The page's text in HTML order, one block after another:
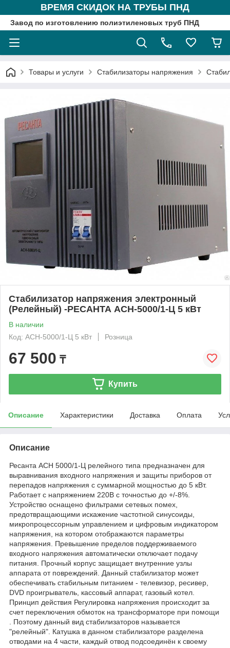
ВРЕМЯ СКИДОК НА ТРУБЫ ПНД
Завод по изготовлению полиэтиленовых труб ПНД
Товары и услуги Стабилизаторы напряжения
Стабилизатор напряжения электронный
(Релейный) -РЕСАНТА ACH-5000/1-Ц 5 кВт
В наличии
Код: ACH-5000/1-Ц 5 кВт
Розница
67 500 ₸
Купить
Описание Характеристики Доставка Оплата
Описание
Ресанта АСН 5000/1-Ц релейного типа предназначен для
выравнивания входного напряжения и защиты приборов от
перепадов напряжения с суммарной мощностью до 5 кВт.
Работает с напряжением 220В с точностью до +/-8%.
Устройство оснащено фильтрами сетевых помех,
предотвращающими искажение частотной синусоиды,
микропроцессорным управлением и цифровым индикатором
напряжения, на котором отображаются параметры
напряжения. Превышение пределов поддерживаемого
входного напряжения автоматически отключает подачу
питания. Прочный корпус защищает внутренние узлы
аппарата от повреждений. Данный стабилизатор может
обеспечивать стабильным питанием - телевизор, ресивер,
DVD проигрыватель, кассовый аппарат, газовый котел.
Принцип действия Регулировка напряжения происходит за
счет переключения обмоток на трансформаторе при помощи
. Поэтому данный вид стабилизаторов называется
"релейный". Катушка в данном стабилизаторе разделена
отводами на 4 части, каждый отвод подсоединён к своему